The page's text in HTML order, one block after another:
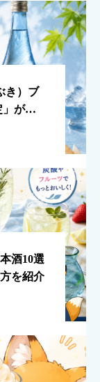
き）ブ
が登
酒10選
を紹介